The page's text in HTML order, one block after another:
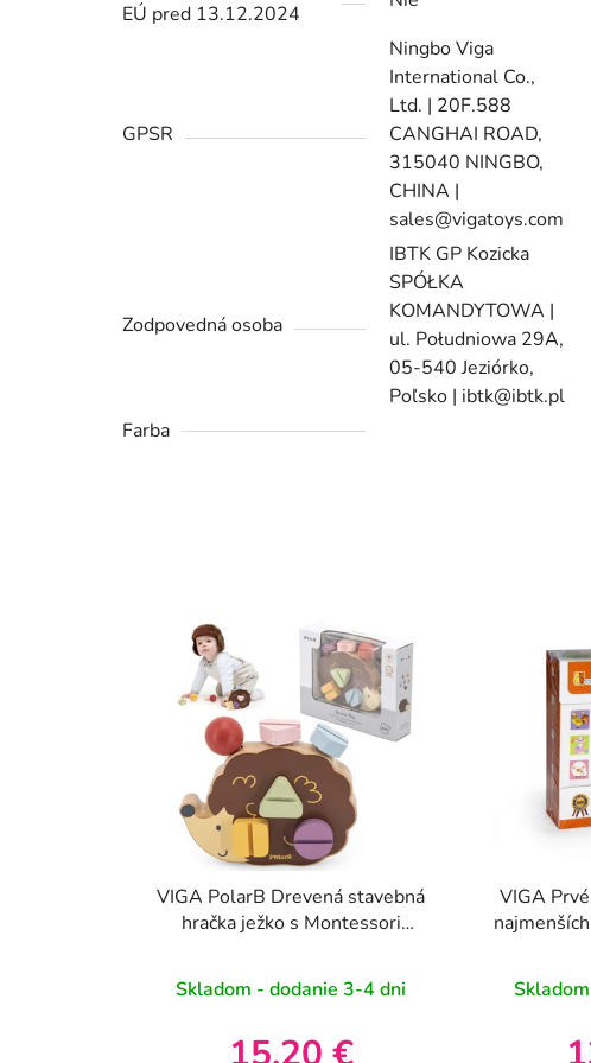
EÚ pred 13.12.2024
GPSR
Ningbo Viga
International Co.,
Ltd. | 20F.588
CANGHAI ROAD,
315040 NINGBO,
CHINA |
sales@vigatoys.com
Zodpovedná osoba
IBTK GP Kozicka
SPÓŁKA
KOMANDYTOWA |
ul. Południowa 29A,
05-540 Jeziórko,
Poľsko | ibtk@ibtk.pl
Farba
VIGA PolarB Drevená stavebná
hračka ježko s Montessori
Skladom - dodanie 3-4 dni
VIGA